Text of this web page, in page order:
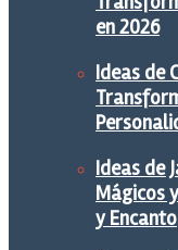
en 2026
Ideas de
Ideas de
Mágicos
y Encanto